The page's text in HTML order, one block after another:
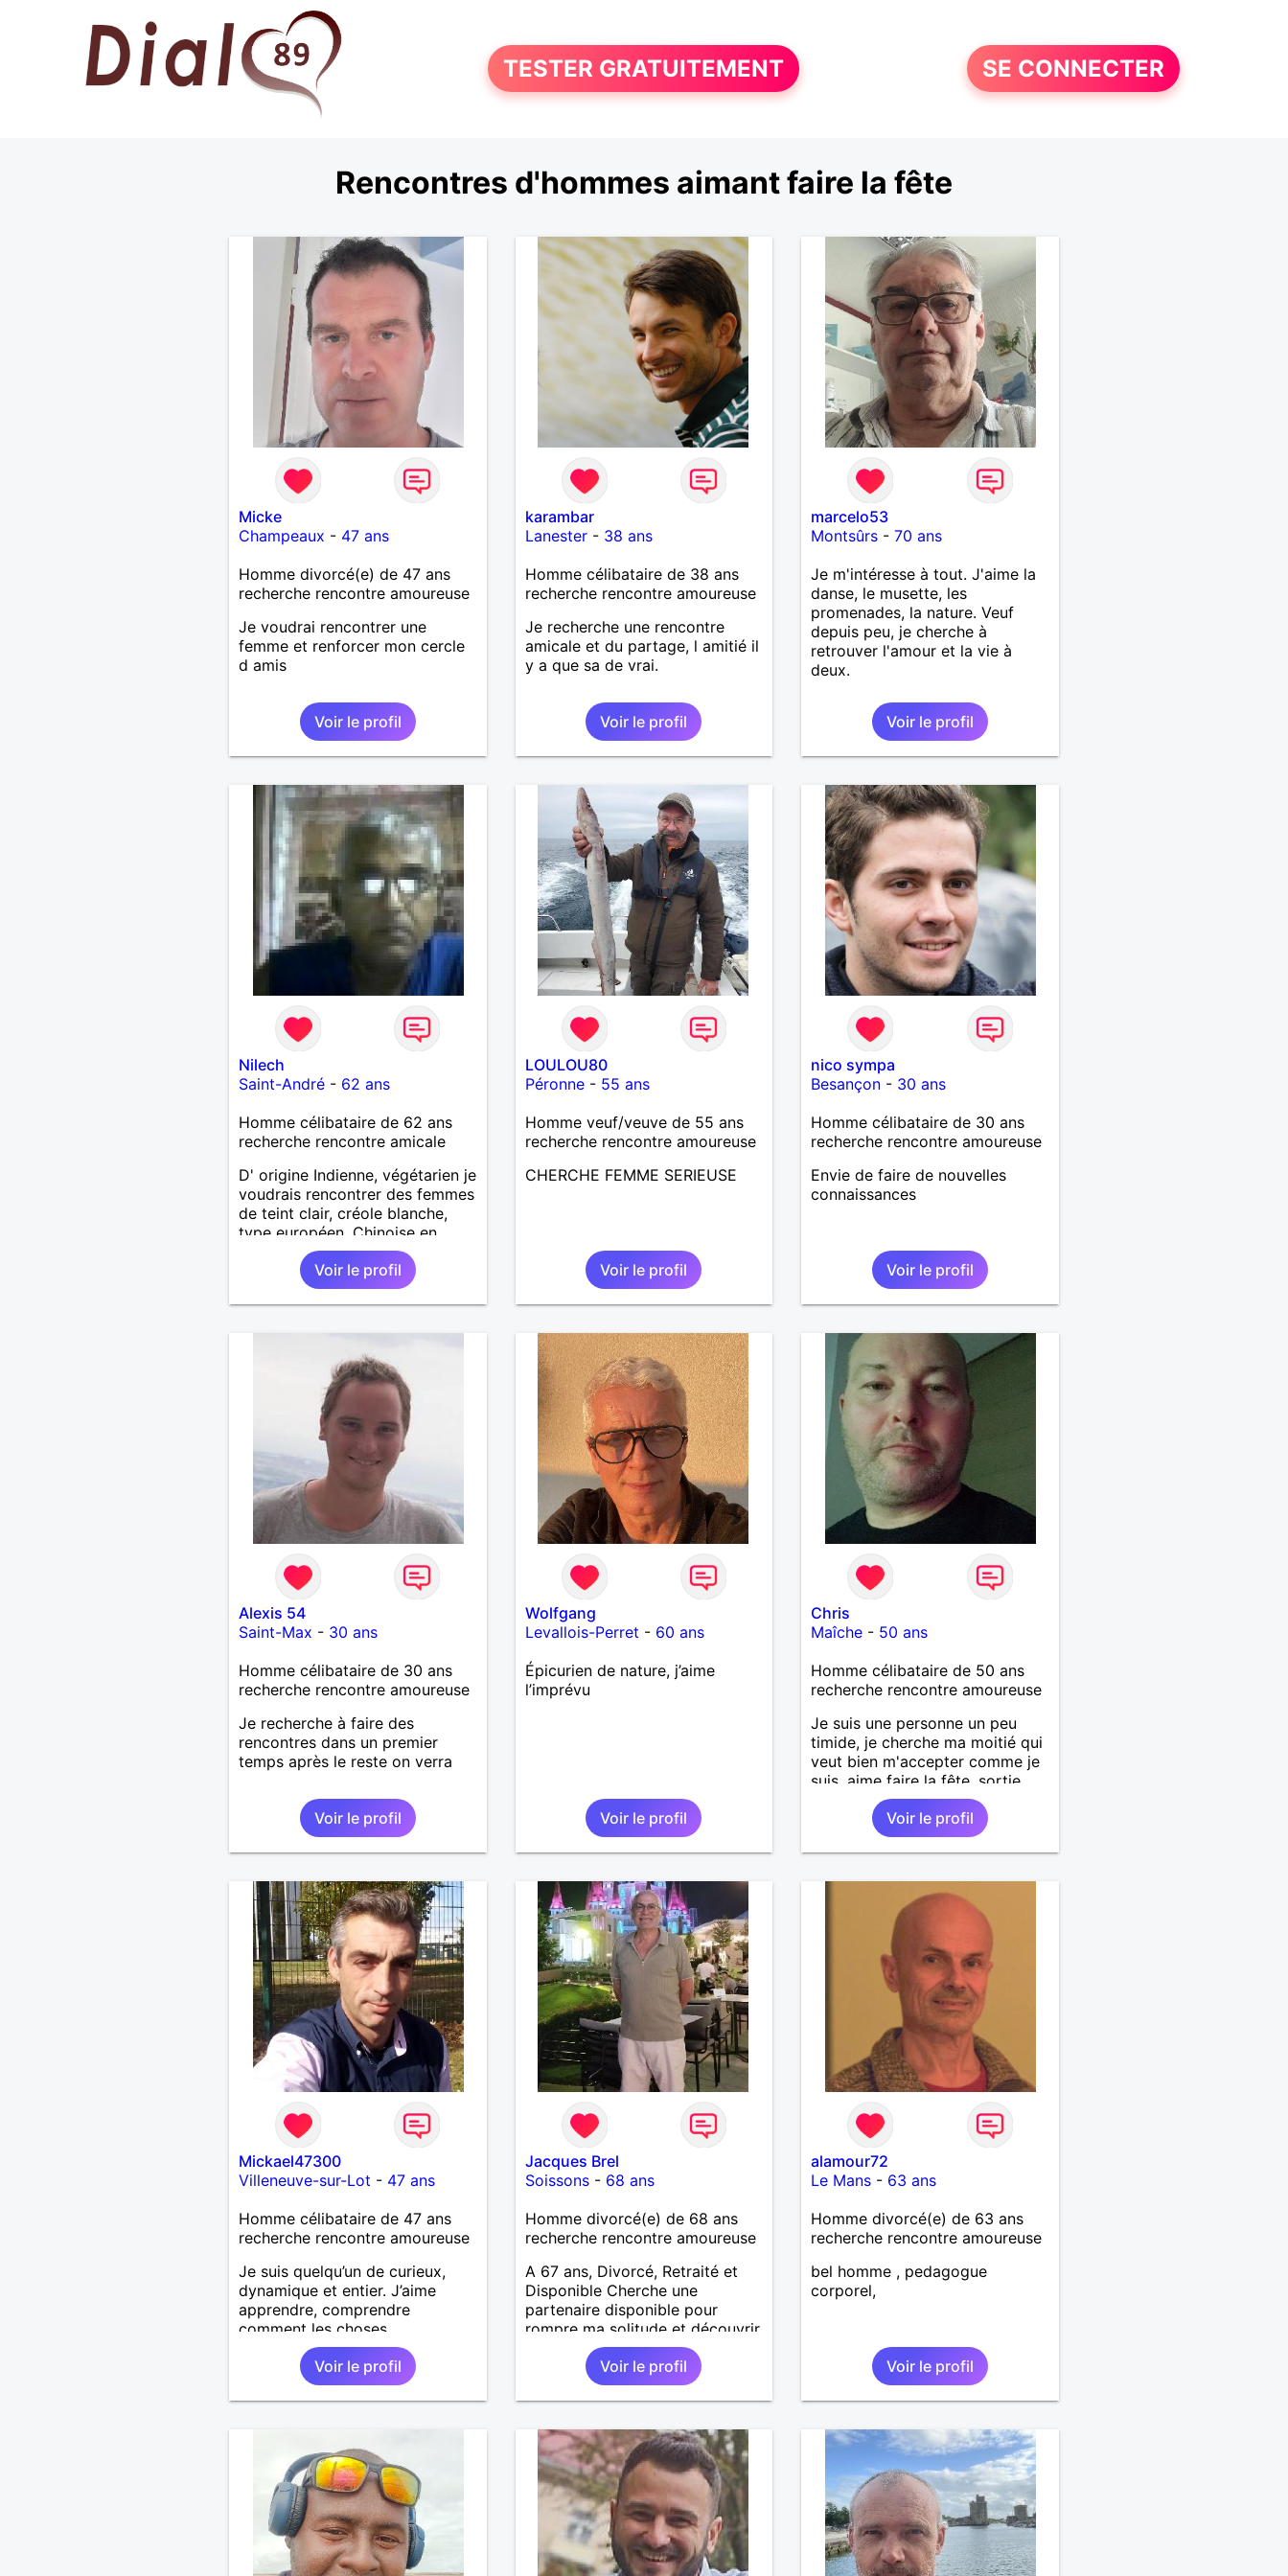
TESTER GRATUITEMENT SE CONNECTER
Rencontres d'hommes aimant faire la fête
Micke
Champeaux - 47 ans
Homme divorcé(e) de 47 ans
recherche rencontre amoureuse
Je voudrai rencontrer une
femme et renforcer mon cercle
d amis
Voir le profil
karambar
Lanester- 38 ans
Homme célibataire de 38 ans
recherche rencontre amoureuse
Je recherche une rencontre
amicale et du partage, l amitié il
y a que sa de vrai.
Voir le profil
marcelo53
Montsûrs -70 ans
Je m'intéresse à tout. J'aime la
danse, le musette, les
promenades, la nature. Veuf
depuis peu, je cherche à
retrouver l'amour et la vie à
deux.
Voir le profil
Nilech
Saint-André- 62 ans
Homme célibataire de 62 ans
recherche rencontre amicale
D' origine Indienne, végétarien je
voudrais rencontrer des femmes
de teint clair, créole blanche,
type européen, Chinoise en
rapport avec mon âge, ou plus
agées j' adore les rondeurs
quand elles sont mises en
valeur,pour aventure suivie, se
tous les deux, une relation
simple, sans engagement le
temps qu' on le souhaite
Voir le profil
LOULOU80
Péronne- 55 ans
Homme veuf/veuve de 55 ans
recherche rencontre amoureuse
CHERCHE FEMME SERIEUSE
Voir le profil
nico sympa
Besançon - 30 ans
Homme célibataire de 30 ans
recherche rencontre amoureuse
Envie de faire de nouvelles
connaissances
Voir le profil
Alexis 54
Saint-Max - 30 ans
Homme célibataire de 30 ans
recherche rencontre amoureuse
Je recherche à faire des
rencontres dans un premier
temps après le reste on verra
Voir le profil
Wolfgang
Levallois-Perret - 60 ans
Épicurien de nature, j’aime
l’imprévu
Voir le profil
Chris
Maîche - 50 ans
Homme célibataire de 50 ans
recherche rencontre amoureuse
Je suis une personne un peu
timide, je cherche ma moitié qui
veut bien m'accepter comme je
suis, aime faire la fête, sortie
entre amis et plein d'autre
Voir le profil
Mickael47300
Villeneuve-sur-Lot - 47 ans
Homme célibataire de 47 ans
recherche rencontre amoureuse
Je suis quelqu’un de curieux,
dynamique et entier. J’aime
apprendre, comprendre
comment les choses
fonctionnent et discuter de tout,
aussi bien de sujets sérieux que
de choses complètement
légères. J’ai beaucoup d’énergie,
prends naturellement ma place,
mais je suis aussi attentionné,
respectueux et à l’écoute. Je
préfère les relations simples,
honnêtes et sans jeux inutiles.
J’aime la musique techno, les
voitures, l’informatique, les
Voir le profil
Jacques Brel
Soissons- 68 ans
Homme divorcé(e) de 68 ans
recherche rencontre amoureuse
A 67 ans, Divorcé, Retraité et
Disponible Cherche une
partenaire disponible pour
rompre ma solitude et découvrir
le monde
Voir le profil
alamour72
Le Mans - 63 ans
Homme divorcé(e) de 63 ans
recherche rencontre amoureuse
bel homme , pedagogue
corporel,
Voir le profil